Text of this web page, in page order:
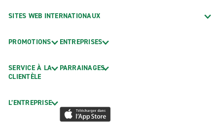
SITES WEB INTERNATIONAUX
PROMOTIONS
SERVICE À LA
CLIENTÈLE
L’ENTREPRISE
ENTREPRISES
PARRAINAGES